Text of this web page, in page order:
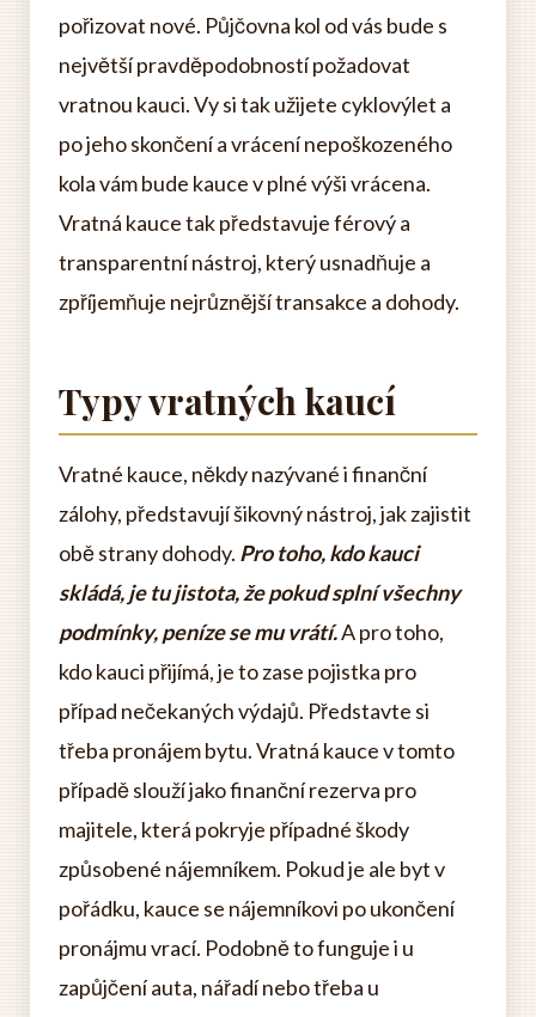
pořizovat nové. Půjčovna kol od vás bude s
největší pravděpodobností požadovat
vratnou kauci. Vy si tak užijete cyklovýlet a
po jeho skončení a vrácení nepoškozeného
kola vám bude kauce v plné výši vrácena.
Vratná kauce tak představuje férový a
transparentní nástroj, který usnadňuje a
zpříjemňuje nejrůznější transakce a dohody.
Typy vratných kaucí
Vratné kauce, někdy nazývané i finanční
zálohy, představují šikovný nástroj, jak zajistit
obě strany dohody. Pro toho, kdo kauci
skládá, je tu jistota, že pokud splní všechny
podmínky, peníze se mu vrátí.A pro toho,
kdo kauci přijímá, je to zase pojistka pro
případ nečekaných výdajů. Představte si
třeba pronájem bytu. Vratná kauce v tomto
případě slouží jako finanční rezerva pro
majitele, která pokryje případné škody
způsobené nájemníkem. Pokud je ale byt v
pořádku, kauce se nájemníkovi po ukončení
pronájmu vrací. Podobně to funguje i u
zapůjčení auta, nářadí nebo třeba u